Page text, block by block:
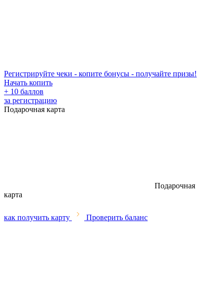
Регистрируйте чеки - копите бонусы - получайте призы!
Начать копить
+ 10 баллов
за регистрацию
Подарочная карта
Подарочная
карта
как получить карту Проверить баланс